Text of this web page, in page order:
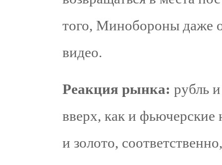
того, Минобороны даже
видео.
Реакция рынка: рубль
вверх, как и
и золото,